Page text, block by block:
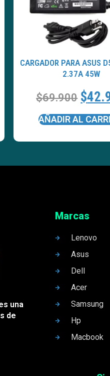
CARGADOR PARA ASUS
2.37A 45W
$69.900 $
AÑADIR AL
una
de
Marcas
Lenovo
Asus
Dell
Acer
Samsung
Hp
Macbook